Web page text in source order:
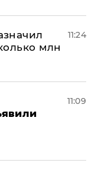
млн
11:24
11:09